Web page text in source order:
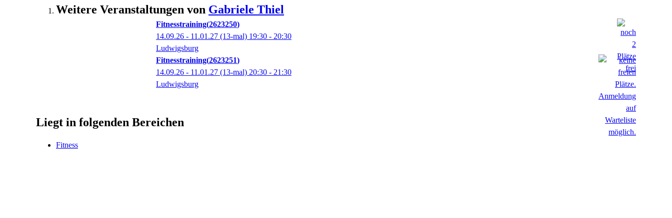
Weitere Veranstaltungen von Gabriele Thiel
Fitnesstraining 2623250
14.09.26 - 11.01.27 (13-mal) 19:30 - 20:30
Ludwigsburg
Fitnesstraining 2623251
14.09.26 - 11.01.27 (13-mal) 20:30 - 21:30
Ludwigsburg
Liegt in folgenden Bereichen
Fitness